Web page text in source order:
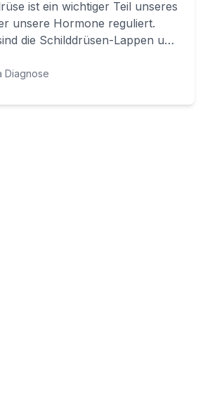
ist ein wichtiger Teil unseres
unsere Hormone reguliert.
die Schilddrüsen-Lappen und
sie?...
Diagnose